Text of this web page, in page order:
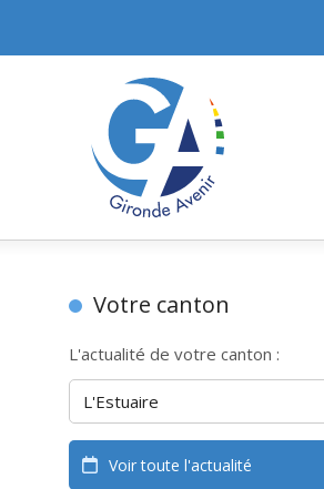
Votre canton
L'actualité de votre canton :
Voir toute l'actualité